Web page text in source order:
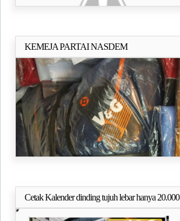
KEMEJA PARTAI NASDEM
Cetak Kalender dinding tujuh lebar hanya 20.000
Selengkapnya..